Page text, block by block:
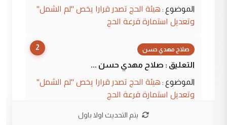
الموضوع : هيئة الحج تصدر قرارا يخص "لم الشمل"
وتعديل استمارة قرعة الحج
2 صلاح مهدي حسن
التعليق : صلاح مهدي حسن ...
الموضوع : هيئة الحج تصدر قرارا يخص "لم الشمل"
وتعديل استمارة قرعة الحج
يتم التحديث اولا باول